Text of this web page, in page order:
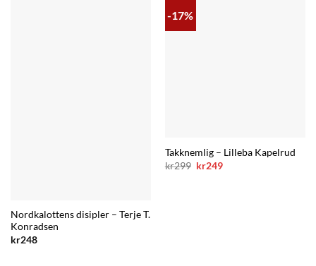
Nordkalottens disipler – Terje T.
Konradsen
kr248
-17%
Takknemlig – Lilleba Kapelrud
kr299 Opprinnelig
kr249Nåværende